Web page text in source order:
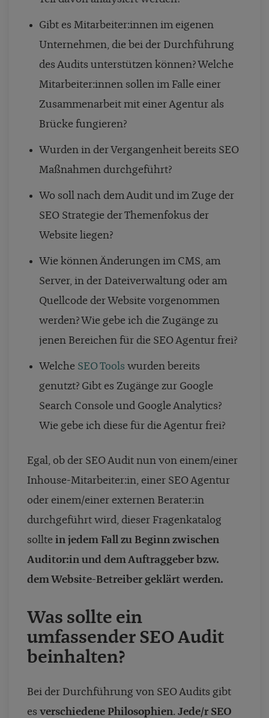
Gibt es Mitarbeiter:innen im eigenen
Unternehmen, die bei der Durchführung
des Audits unterstützen können? Welche
Mitarbeiter:innen sollen im Falle einer
Zusammenarbeit mit einer Agentur als
Brücke fungieren?
Wurden in der Vergangenheit bereits SEO
Maßnahmen durchgeführt?
Wo soll nach dem Audit und im Zuge der
SEO Strategie der Themenfokus der
Website liegen?
Wie können Änderungen im CMS, am
Server, in der Dateiverwaltung oder am
Quellcode der Website vorgenommen
werden? Wie gebe ich die Zugänge zu
jenen Bereichen für die SEO Agentur frei?
Welche SEO Tools wurden bereits
genutzt? Gibt es Zugänge zur Google
Search Console und Google Analytics?
Wie gebe ich diese für die Agentur frei?
Egal, ob der SEO Audit nun von einem/einer
Inhouse-Mitarbeiter:in, einer SEO Agentur
oder einem/einer externen Berater:in
durchgeführt wird, dieser Fragenkatalog
sollte in jedem Fall zu Beginn zwischen
Auditor:in und dem Auftraggeber bzw.
dem Website-Betreiber geklärt werden.
Was sollte ein
umfassender SEO Audit
beinhalten?
Bei der Durchführung von SEO Audits gibt
es verschiedene Philosophien. Jede/r SEO